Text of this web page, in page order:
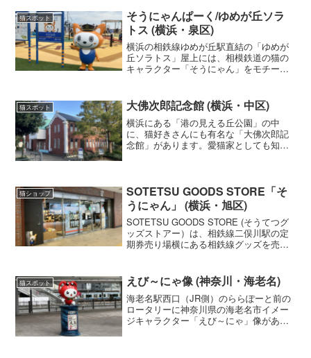
とても長閑な無人駅です...
猫スポット
そうにゃんぱーく/ゆめが丘ソラ
トス (横浜・泉区)
横浜の相鉄線ゆめが丘駅直結の「ゆめが
丘ソラトス」屋上には、相模鉄道の猫の
キャラクター「そうにゃん」をモチーフ
猫スポット 大佛次郎記念館 (横浜・中区)
横浜にある「港の見える丘公園」の中
に、猫好きさんにも有名な「大佛次郎記
念館」があります。愛猫家としても知ら
が展示されています。
猫ショップ
SOTETSU GOODS STORE「そ
うにゃん」 (横浜・旭区)
SOTETSU GOODS STORE (そうてつグ
ッズストアー）は、相鉄線二俣川駅の定
期券売り場横にある相鉄線グッズを売っ
猫スポット えび～にゃ像 (神奈川・海老名)
海老名駅西口（JR側）のららぽーと前の
ロータリーに神奈川県の海老名市イメー
ジキャラクター「えび～にゃ」像があり